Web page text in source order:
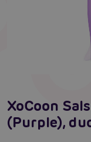
XoCoon
(Purple),